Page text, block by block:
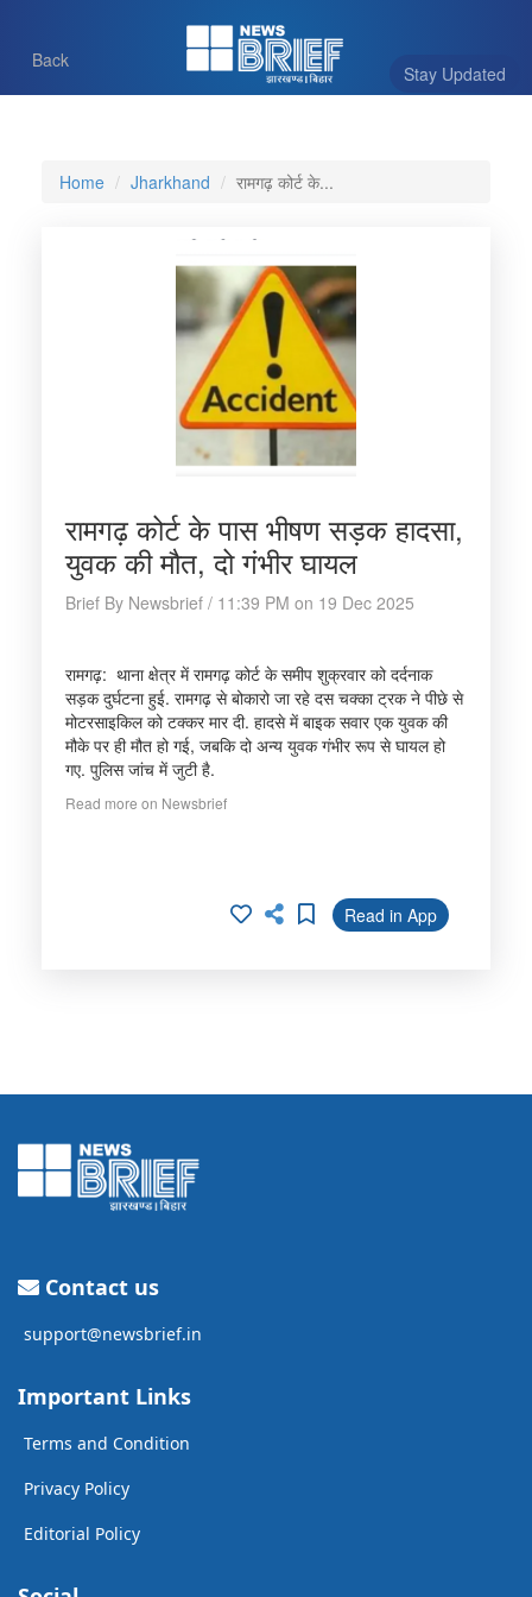
Stay Updated
Back
Home Jharkhand रामगढ़ कोर्ट के...
रामगढ़ कोर्ट के पास भीषण सड़क हादसा,
युवक की मौत, दो गंभीर घायल
Brief By Newsbrief / 11:39 PM on 19 Dec 2025
रामगढ़: थाना क्षेत्र में रामगढ़ कोर्ट के समीप शुक्रवार को दर्दनाक
सड़क दुर्घटना हुई. रामगढ़ से बोकारो जा रहे दस चक्का ट्रक ने पीछे से
मोटरसाइकिल को टक्कर मार दी. हादसे में बाइक सवार एक युवक की
मौके पर ही मौत हो गई, जबकि दो अन्य युवक गंभीर रूप से घायल हो
गए. पुलिस जांच में जुटी है.
Read more on Newsbrief
Read in App
Contact us
support@newsbrief.in
Important Links
Terms and Condition
Privacy Policy
Editorial Policy